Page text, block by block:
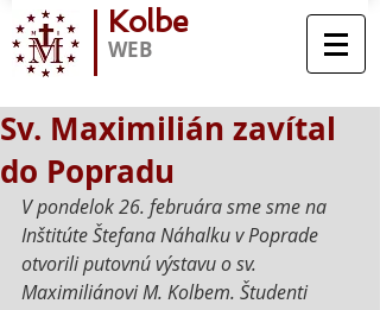
Kolbe
WEB
Sv. Maximilián zavítal
do Popradu
V pondelok 26. februára sme sme na
Inštitúte Štefana Náhalku v Poprade
otvorili putovnú výstavu o sv.
Maximiliánovi M. Kolbem. Študenti